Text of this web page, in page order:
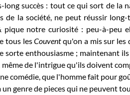
succès : tout ce qui sort de la
la société, ne peut réussir long-
notre curiosité : peu-à-peu
tous lesCouventqu'on a mis sur
sorte enthousiasme ; maintenant
de l'intrigue qu'ils doivent
comédie, que l'homme fait pour
genre de pieces qui ne peuvent